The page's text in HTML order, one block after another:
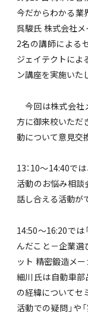
今だからわかる業
呉駿氏 株式会社
2名の講師による
ジェイテクトによ
ン講座を実施いた
今回は株式会社
方に御来校いただ
動について意見交
13：10～14:40で
活動のお悩み相談
話し合える活動が
14:50～16:20では
んだこと－企業選
ット 精密鍛造メ
細川氏は自動車
の経緯についてセ
活動での疑問」や